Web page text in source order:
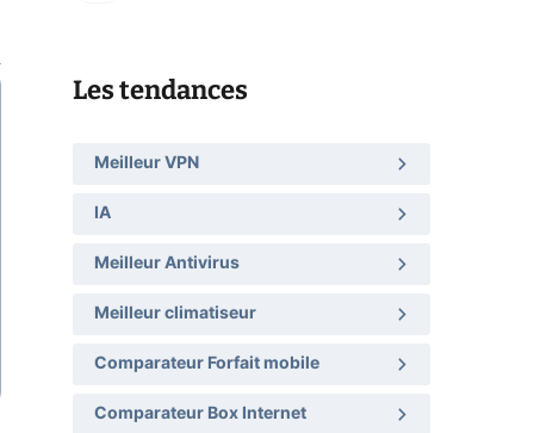
Les tendances
Meilleur VPN
IA
Meilleur Antivirus
Meilleur climatiseur
Comparateur Forfait mobile
Comparateur Box Internet